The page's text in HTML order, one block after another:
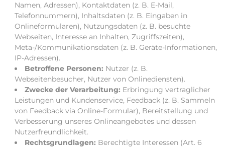
Namen, Adressen), Kontaktdaten (z. B. E-Mail,
Telefonnummern), Inhaltsdaten (z. B. Eingaben in
Onlineformularen), Nutzungsdaten (z. B. besuchte
Webseiten, Interesse an Inhalten, Zugriffszeiten),
Meta-/Kommunikationsdaten (z. B. Geräte-Informationen,
IP-Adressen).
Betroffene Personen: Nutzer (z. B.
Webseitenbesucher, Nutzer von Onlinediensten).
Zwecke der Verarbeitung: Erbringung vertraglicher
Leistungen und Kundenservice, Feedback (z. B. Sammeln
von Feedback via Online-Formular), Bereitstellung und
Verbesserung unseres Onlineangebotes und dessen
Nutzerfreundlichkeit.
Rechtsgrundlagen: Berechtigte Interessen (Art. 6